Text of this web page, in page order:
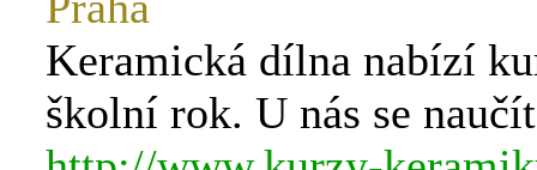
Keramická dílna nabízí
školní rok. U nás se